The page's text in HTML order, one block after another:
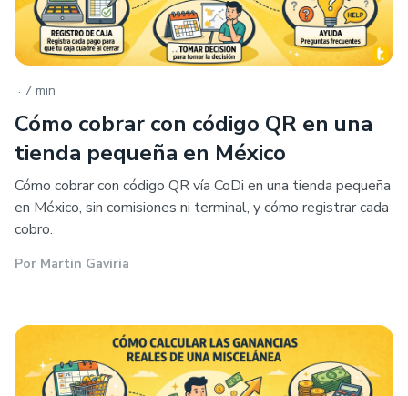
. 7 min
Cómo cobrar con código QR en una
tienda pequeña en México
Cómo cobrar con código QR vía CoDi en una tienda pequeña
en México, sin comisiones ni terminal, y cómo registrar cada
cobro.
Por Martin Gaviria